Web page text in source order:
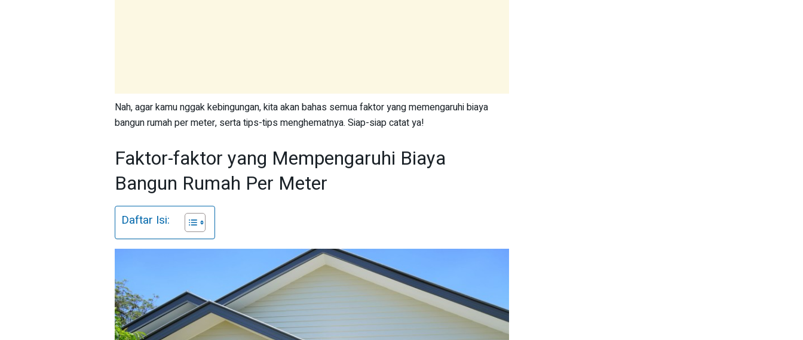
Nah, agar kamu nggak kebingungan, kita akan bahas semua faktor yang memengaruhi biaya
bangun rumah per meter, serta tips-tips menghematnya. Siap-siap catat ya!
Faktor-faktor yang Mempengaruhi Biaya
Bangun Rumah Per Meter
Daftar Isi: